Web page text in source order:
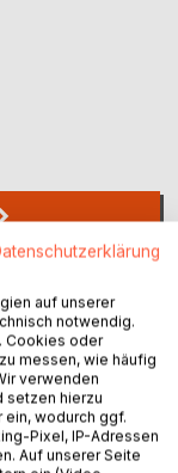
auf unserer
notwendig.
Cookies oder
messen, wie häufig
verwenden
setzen hierzu
wodurch ggf.
Pixel, IP-Adressen
Auf unserer Seite